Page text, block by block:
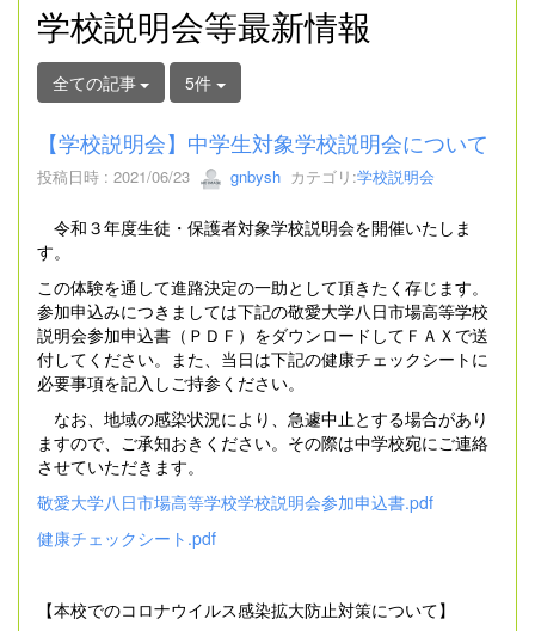
学校説明会等最新情報
全ての記事 5件
【学校説明会】中学生対象学校説明会について
投稿日時 : 2021/06/23 gnbysh カテゴリ:学校説明会
令和３年度生徒・保護者対象学校説明会を開催いたしま
す。
この体験を通して進路決定の一助として頂きたく存じます。
参加申込みにつきましては下記の敬愛大学八日市場高等学校
説明会参加申込書（ＰＤＦ）をダウンロードしてＦＡＸで送
付してください。また、当日は下記の健康チェックシートに
必要事項を記入しご持参ください。
なお、地域の感染状況により、急遽中止とする場合があり
ますので、ご承知おきください。その際は中学校宛にご連絡
させていただきます。
敬愛大学八日市場高等学校学校説明会参加申込書.pdf
健康チェックシート.pdf
【本校でのコロナウイルス感染拡大防止対策について】